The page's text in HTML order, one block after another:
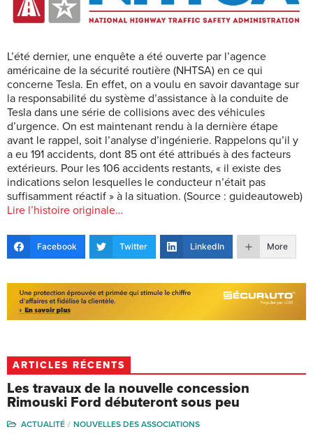
L’été dernier, une enquête a été ouverte par l’agence
américaine de la sécurité routière (NHTSA) en ce qui
concerne Tesla. En effet, on a voulu en savoir davantage sur
la responsabilité du système d’assistance à la conduite de
Tesla dans une série de collisions avec des véhicules
d’urgence. On est maintenant rendu à la dernière étape
avant le rappel, soit l’analyse d’ingénierie. Rappelons qu’il y
a eu 191 accidents, dont 85 ont été attribués à des facteurs
extérieurs. Pour les 106 accidents restants, « il existe des
indications selon lesquelles le conducteur n’était pas
suffisamment réactif » à la situation. (Source : guideautoweb)
Lire l’histoire originale…
Facebook Twitter LinkedIn More
ARTICLES RÉCENTS
Les travaux de la nouvelle concession
Rimouski Ford débuteront sous peu
ACTUALITÉ
NOUVELLES DES ASSOCIATIONS